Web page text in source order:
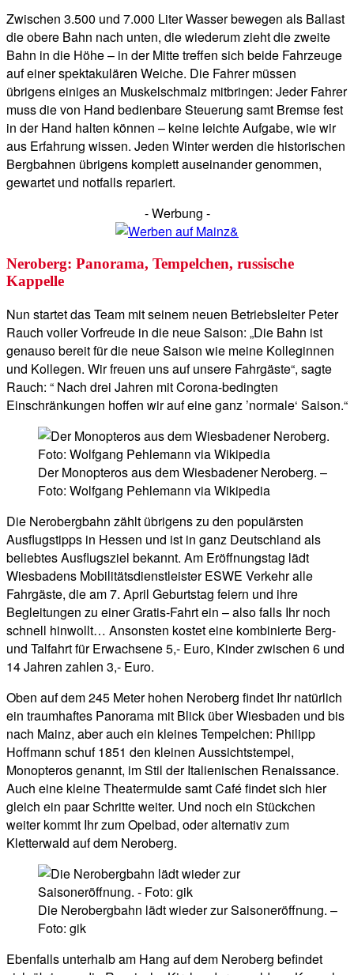
Zwischen 3.500 und 7.000 Liter Wasser bewegen als Ballast
die obere Bahn nach unten, die wiederum zieht die zweite
Bahn in die Höhe – in der Mitte treffen sich beide Fahrzeuge
auf einer spektakulären Weiche. Die Fahrer müssen
übrigens einiges an Muskelschmalz mitbringen: Jeder Fahrer
muss die von Hand bedienbare Steuerung samt Bremse fest
in der Hand halten können – keine leichte Aufgabe, wie wir
aus Erfahrung wissen. Jeden Winter werden die historischen
Bergbahnen übrigens komplett auseinander genommen,
gewartet und notfalls repariert.
- Werbung -
Neroberg: Panorama, Tempelchen, russische
Kappelle
Nun startet das Team mit seinem neuen Betriebsleiter Peter
Rauch voller Vorfreude in die neue Saison: „Die Bahn ist
genauso bereit für die neue Saison wie meine Kolleginnen
und Kollegen. Wir freuen uns auf unsere Fahrgäste“, sagte
Rauch: “ Nach drei Jahren mit Corona-bedingten
Einschränkungen hoffen wir auf eine ganz ’normale‘ Saison.“
Der Monopteros aus dem Wiesbadener Neroberg. –
Foto: Wolfgang Pehlemann via Wikipedia
Die Nerobergbahn zählt übrigens zu den populärsten
Ausflugstipps in Hessen und ist in ganz Deutschland als
beliebtes Ausflugsziel bekannt. Am Eröffnungstag lädt
Wiesbadens Mobilitätsdienstleister ESWE Verkehr alle
Fahrgäste, die am 7. April Geburtstag feiern und ihre
Begleitungen zu einer Gratis-Fahrt ein – also falls Ihr noch
schnell hinwollt… Ansonsten kostet eine kombinierte Berg-
und Talfahrt für Erwachsene 5,- Euro, Kinder zwischen 6 und
14 Jahren zahlen 3,- Euro.
Oben auf dem 245 Meter hohen Neroberg findet Ihr natürlich
ein traumhaftes Panorama mit Blick über Wiesbaden und bis
nach Mainz, aber auch ein kleines Tempelchen: Philipp
Hoffmann schuf 1851 den kleinen Aussichtstempel,
Monopteros genannt, im Stil der Italienischen Renaissance.
Auch eine kleine Theatermulde samt Café findet sich hier
gleich ein paar Schritte weiter. Und noch ein Stückchen
weiter kommt Ihr zum Opelbad, oder alternativ zum
Kletterwald auf dem Neroberg.
Die Nerobergbahn lädt wieder zur Saisoneröffnung. –
Foto: gik
Ebenfalls unterhalb am Hang auf dem Neroberg befindet